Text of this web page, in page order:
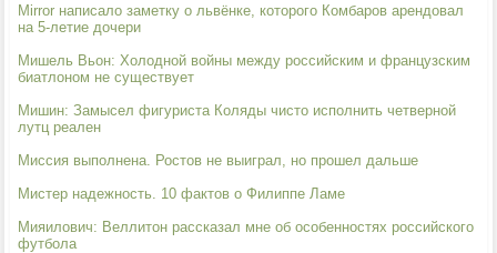
Mirror написало заметку о львёнке, которого Комбаров арендовал
на 5-летие дочери
Мишель Вьон: Холодной войны между российским и французским
биатлоном не существует
Мишин: Замысел фигуриста Коляды чисто исполнить четверной
лутц реален
Миссия выполнена. Ростов не выиграл, но прошел дальше
Мистер надежность. 10 фактов о Филиппе Ламе
Мияилович: Веллитон рассказал мне об особенностях российского
футбола